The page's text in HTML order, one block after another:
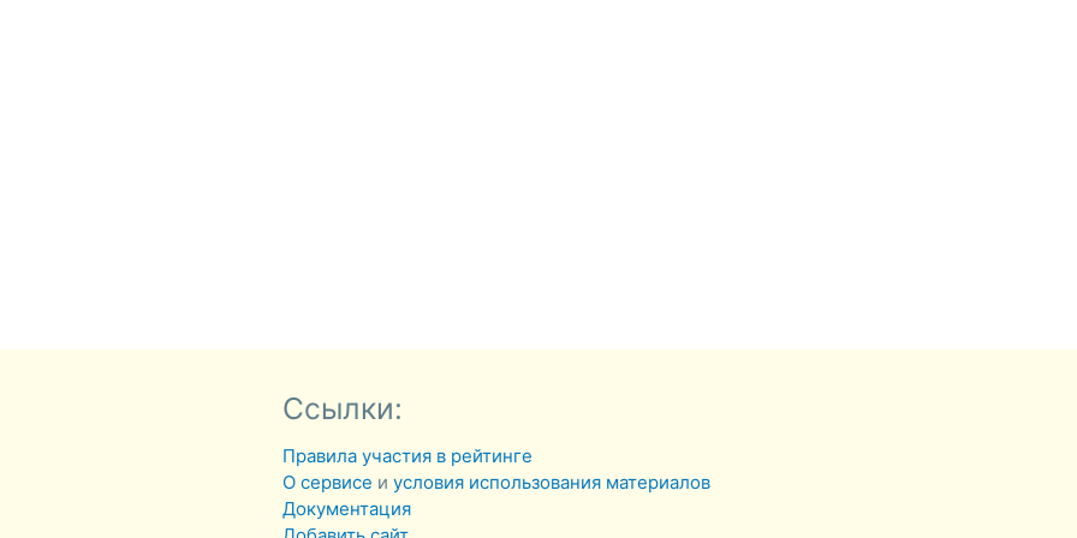
Ссылки:
Правила участия в рейтинге
О сервисе иусловия использования материалов
Документация